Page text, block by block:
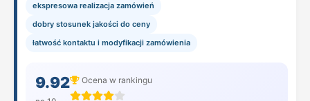
ekspresowa realizacja zamówień
dobry stosunek jakości do ceny
łatwość kontaktu i modyfikacji zamówienia
9.92 Ocena w rankingu